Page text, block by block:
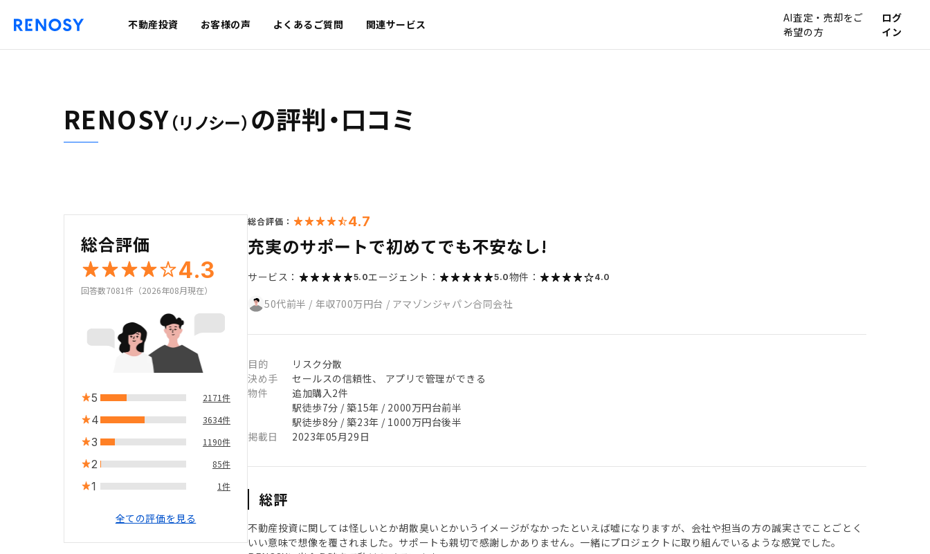
不動産投資 お客様の声 よくあるご質問 関連サービス
AI査定・売却をご
希望の方
ログ
イン
RENOSY（リノシー） の評判・口コミ
総合評価
4.3
回答数7081件（2026年08月現在）
5 2171件
4 3634件
3 1190件
2 85件
1 1件
全ての評価を見る
総合評価： 4.7
充実のサポートで初めてでも不安なし!
サービス： 5.0エージェント： 5.0物件： 4.0
50代前半 / 年収700万円台 / アマゾンジャパン合同会社
目的
リスク分散
決め手
セールスの信頼性、 アプリで管理ができる
物件
追加購入2件
駅徒歩7分 / 築15年 / 2000万円台前半
駅徒歩8分 / 築23年 / 1000万円台後半
掲載日
2023年05月29日
総評
不動産投資に関しては怪しいとか胡散臭いとかいうイメージがなかったといえば嘘になりますが、会社や担当の方の誠実さでことごとく
いい意味で想像を覆されました。サポートも親切で感謝しかありません。一緒にプロジェクトに取り組んでいるような感覚でした。